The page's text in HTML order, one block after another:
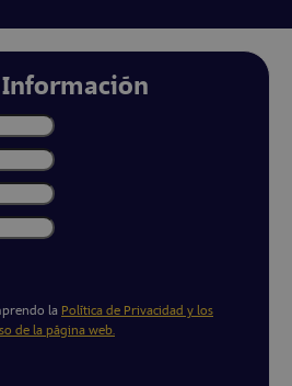
la Política de Privacidad y los
de la página web.